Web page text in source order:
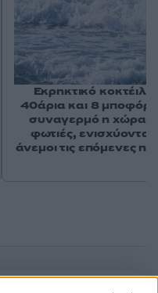
Εκρηκτικό κοκτέιλ
40άρια και 8 μποφόρ
συναγερμό η χώρα
φωτιές, ενισχύονται
άνεμοι τις επόμενες